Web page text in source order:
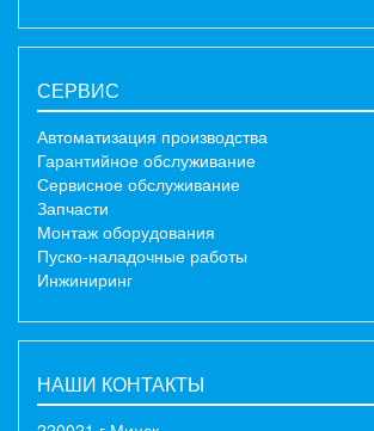
СЕРВИС
Автоматизация производства
Гарантийное обслуживание
Сервисное обслуживание
Запчасти
Монтаж оборудования
Пуско-наладочные работы
Инжиниринг
НАШИ КОНТАКТЫ